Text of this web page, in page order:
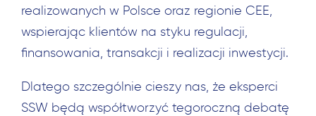
realizowanych w Polsce oraz regionie CEE,
wspierając klientów na styku regulacji,
finansowania, transakcji i realizacji inwestycji.
Dlatego szczególnie cieszy nas, że eksperci
SSW będą współtworzyć tegoroczną debatę